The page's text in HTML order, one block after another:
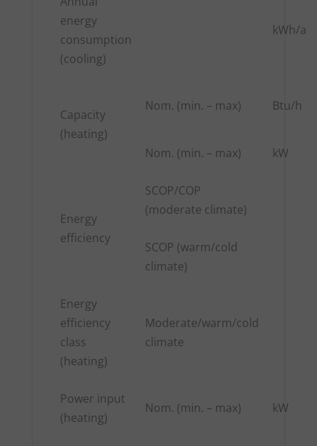
energy
consumption
(cooling)
kWh/a
Capacity
(heating)
Nom. (min. – max) Btu/h
Nom. (min. – max) kW
Energy
efficiency
SCOP/COP
(moderate climate)
SCOP (warm/cold
climate)
Energy
efficiency
class
(heating)
Moderate/warm/cold
climate
Power input
(heating)
Nom. (min. – max) kW